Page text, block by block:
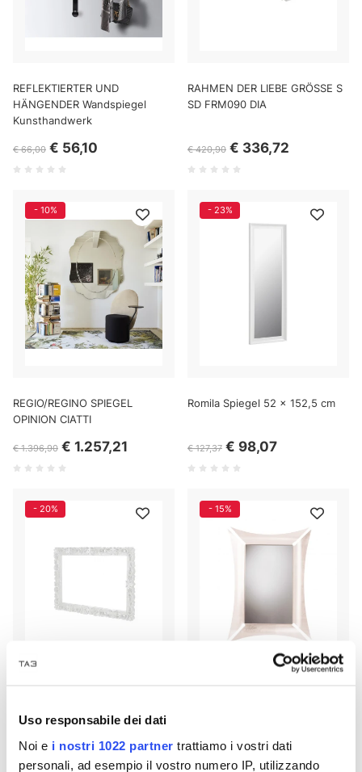
Uso responsabile dei dati
Noi e i nostri 1022 partner trattiamo i vostri dati
personali, ad esempio il vostro numero IP, utilizzando
REFLEKTIERTER UND
HÄNGENDER Wandspiegel
Kunsthandwerk
€ 66,00 € 56,10
RAHMEN DER LIEBE GRÖSSE S
SD FRM090 DIA
€ 420,90 € 336,72
- 10%
REGIO/REGINO SPIEGEL
OPINION CIATTI
€ 1.396,90 € 1.257,21
- 23%
Romila Spiegel 52 x 152,5 cm
€ 127,37 € 98,07
- 20%
SD FRM220 DIA
€ 994,30 € 795,44
- 15%
€ 247,00 € 209,95